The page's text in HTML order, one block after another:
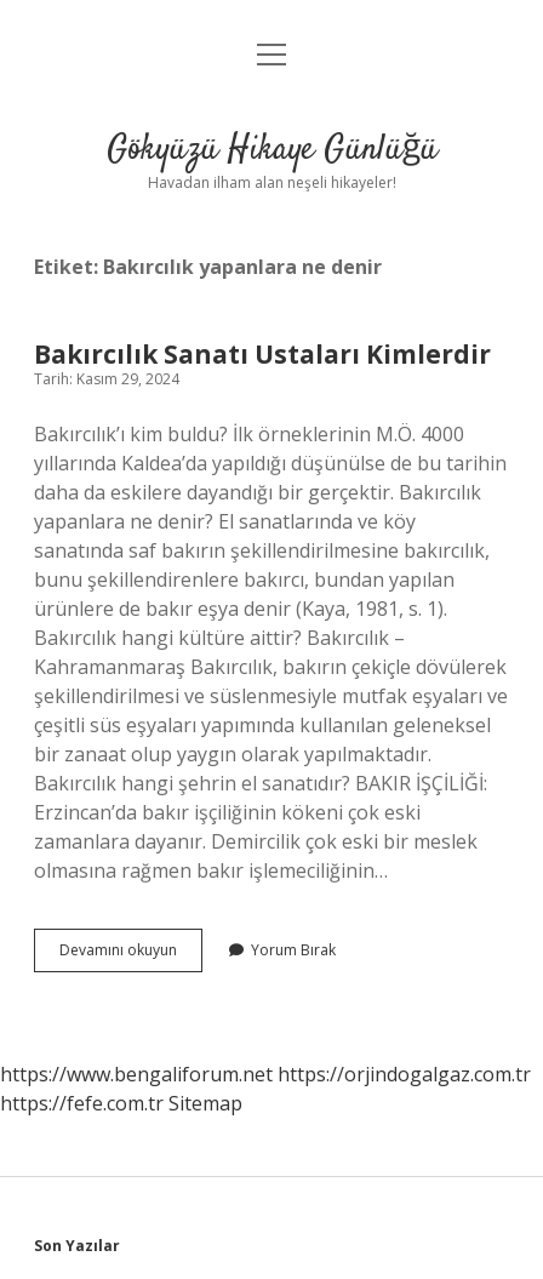
Anasayfa
Yasal Uyarı
menüyü
Gökyüzü Hikaye Günlüğü
Havadan ilham alan neşeli hikayeler!
Etiket: Bakırcılık yapanlara ne denir
Bakırcılık Sanatı Ustaları Kimlerdir
Tarih: Kasım 29, 2024
Bakırcılık’ı kim buldu? İlk örneklerinin M.Ö. 4000
yıllarında Kaldea’da yapıldığı düşünülse de bu tarihin
daha da eskilere dayandığı bir gerçektir. Bakırcılık
yapanlara ne denir? El sanatlarında ve köy
sanatında saf bakırın şekillendirilmesine bakırcılık,
bunu şekillendirenlere bakırcı, bundan yapılan
ürünlere de bakır eşya denir (Kaya, 1981, s. 1).
Bakırcılık hangi kültüre aittir? Bakırcılık –
Kahramanmaraş Bakırcılık, bakırın çekiçle dövülerek
şekillendirilmesi ve süslenmesiyle mutfak eşyaları ve
çeşitli süs eşyaları yapımında kullanılan geleneksel
bir zanaat olup yaygın olarak yapılmaktadır.
Bakırcılık hangi şehrin el sanatıdır? BAKIR İŞÇİLİĞİ:
Erzincan’da bakır işçiliğinin kökeni çok eski
zamanlara dayanır. Demircilik çok eski bir meslek
olmasına rağmen bakır işlemeciliğinin…
Devamını okuyun Bakırcılık
Sanatı
Yorum Bırak
https://www.bengaliforum.net https://orjindogalgaz.com.tr
https://fefe.com.trSitemap
Sidebar
Son Yazılar